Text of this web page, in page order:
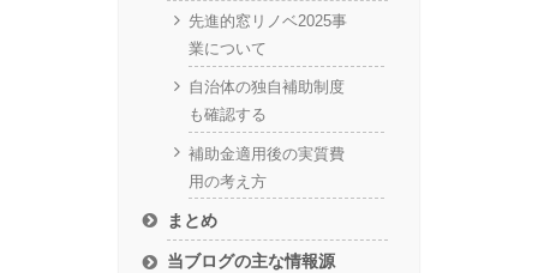
先進的窓リノベ2025事
業について
自治体の独自補助制度
も確認する
補助金適用後の実質費
用の考え方
まとめ
当ブログの主な情報源